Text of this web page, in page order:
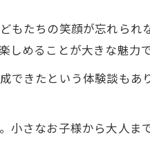
もたちの笑顔が忘れられ
めることが大きな魅力で
きたという体験談もあ
小さなお子様から大人ま